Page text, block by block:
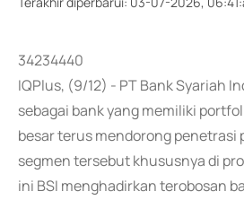
34234440
IQPlus, (9/12) - PT Bank Syariah
sebagai bank yang memiliki
besar terus mendorong penetrasi
segmen tersebut khususnya di
ini BSI menghadirkan terobosan